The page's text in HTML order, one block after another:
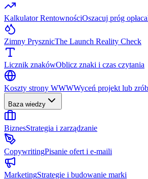
Kalkulator RentownościOszacuj próg
Zimny PrysznicThe Launch Reality Check
Licznik znakówOblicz znaki i czas czytania
Koszty strony WWWWyceń projekt lub
Baza wiedzy
BiznesStrategia i zarządzanie
CopywritingPisanie ofert i e-maili
MarketingStrategie i budowanie marki